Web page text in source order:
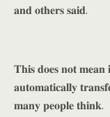
𝐚𝐧𝐝 𝐨𝐭𝐡𝐞𝐫𝐬 𝐬𝐚𝐢𝐝.
𝐓𝐡𝐢𝐬 𝐝𝐨𝐞𝐬 𝐧𝐨𝐭 𝐦𝐞𝐚𝐧
𝐚𝐮𝐭𝐨𝐦𝐚𝐭𝐢𝐜𝐚𝐥𝐥𝐲
𝐦𝐚𝐧𝐲 𝐩𝐞𝐨𝐩𝐥𝐞 𝐭𝐡𝐢𝐧𝐤.